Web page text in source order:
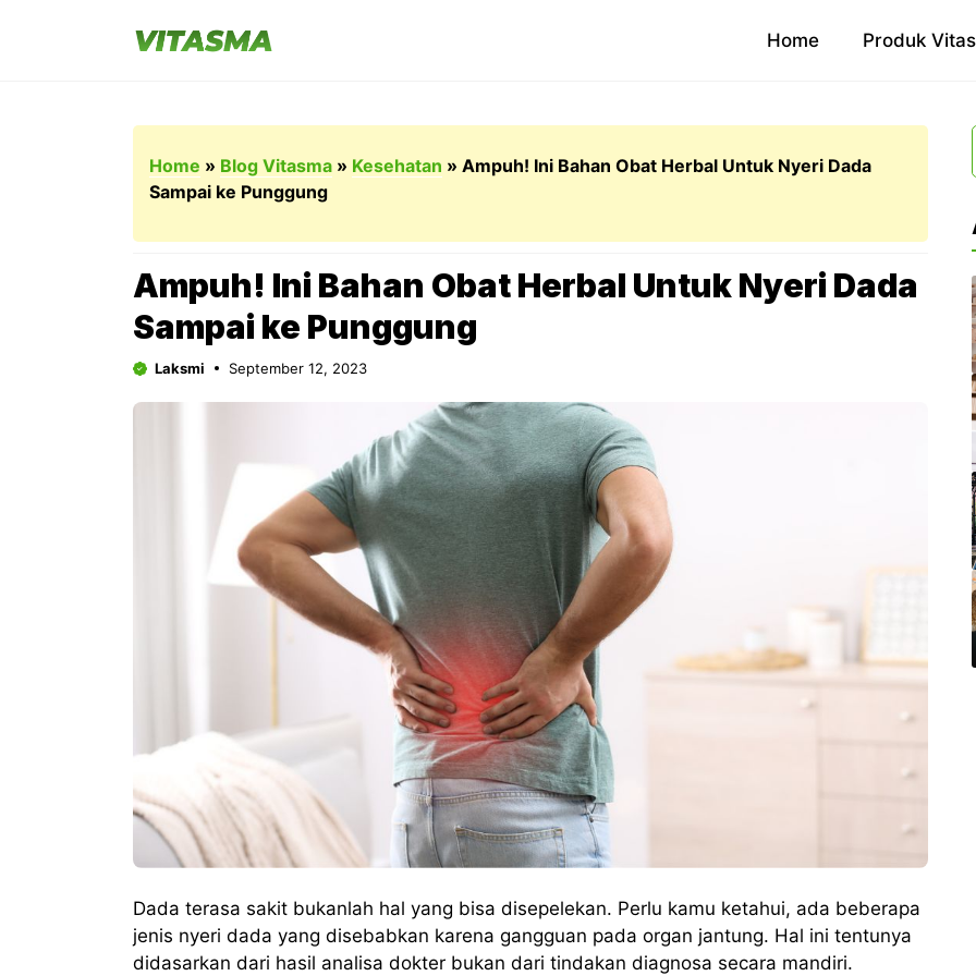
Home Produk
Home » Blog Vitasma » Kesehatan » Ampuh! Ini Bahan Obat Herbal Untuk Nyeri Dada
Sampai ke Punggung
Ampuh! Ini Bahan Obat Herbal Untuk Nyeri Dada
Sampai ke Punggung
Laksmi September 12, 2023
Dada terasa sakit bukanlah hal yang bisa disepelekan. Perlu kamu ketahui, ada beberapa
jenis nyeri dada yang disebabkan karena gangguan pada organ jantung. Hal ini tentunya
didasarkan dari hasil analisa dokter bukan dari tindakan diagnosa secara mandiri.